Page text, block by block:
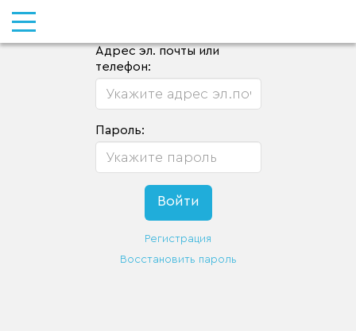
Адрес эл. почты или
телефон:
Пароль:
Регистрация
Восстановить пароль